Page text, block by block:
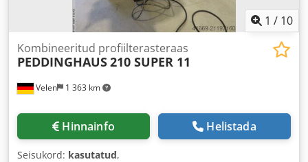
1 / 10
Velen 1 363 km
Kombineeritud profiilterasteraas
PEDDINGHAUS210 SUPER 11
Hinnainfo Helistada
Seisukord: kasutatud,